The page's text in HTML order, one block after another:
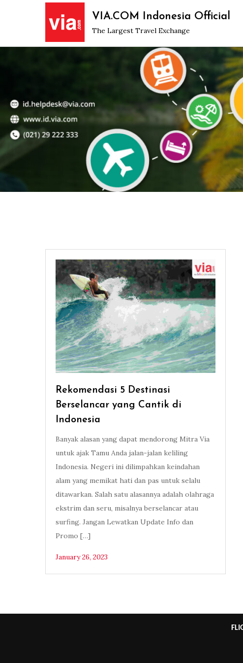
VIA.COM Indonesia Official
The Largest Travel Exchange
Rekomendasi 5 Destinasi
Berselancar yang Cantik di
Indonesia
Banyak alasan yang dapat mendorong Mitra Via
untuk ajak Tamu Anda jalan-jalan keliling
Indonesia. Negeri ini dilimpahkan keindahan
alam yang memikat hati dan pas untuk selalu
ditawarkan. Salah satu alasannya adalah olahraga
ekstrim dan seru, misalnya berselancar atau
surfing. Jangan Lewatkan Update Info dan
Promo […]
January 26, 2023